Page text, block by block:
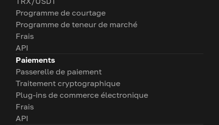
Programme de courtage
Programme de teneur de marché
Frais
API
Paiements
Passerelle de paiement
Traitement cryptographique
Plug-ins de commerce électronique
Frais
API